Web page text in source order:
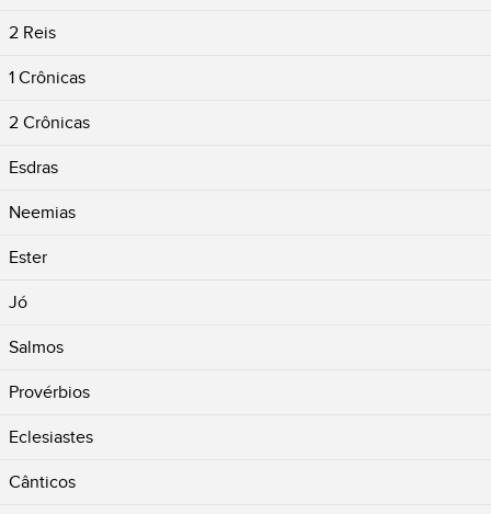
2 Reis
1 Crônicas
2 Crônicas
Esdras
Neemias
Ester
Jó
Salmos
Provérbios
Eclesiastes
Cânticos